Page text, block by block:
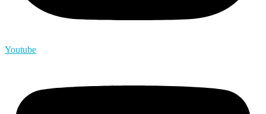
Youtube